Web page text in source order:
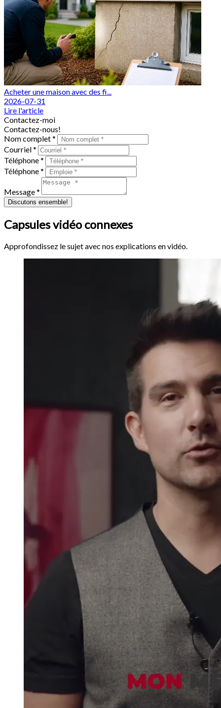
Acheter une maison avec des fi...
2026-07-31
Lire l'article
Contactez-moi
Contactez-nous!
Nom complet *
Courriel *
Téléphone *
Téléphone *
Message *
Discutons ensemble!
Capsules vidéo connexes
Approfondissez le sujet avec nos explications en vidéo.